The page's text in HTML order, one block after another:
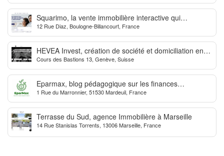
Squarimo, la vente immobilière interactive qui
dynamise les transactions
12 Rue Diaz, Boulogne-Billancourt, France
HEVEA Invest, création de société et domiciliation en
Suisse
Cours des Bastions 13, Genève, Suisse
Eparmax, blog pédagogique sur les finances
personnelles
1 Rue du Marronnier, 51530 Mardeuil, France
Terrasse du Sud, agence Immobilière à Marseille
14 Rue Stanislas Torrents, 13006 Marseille, France